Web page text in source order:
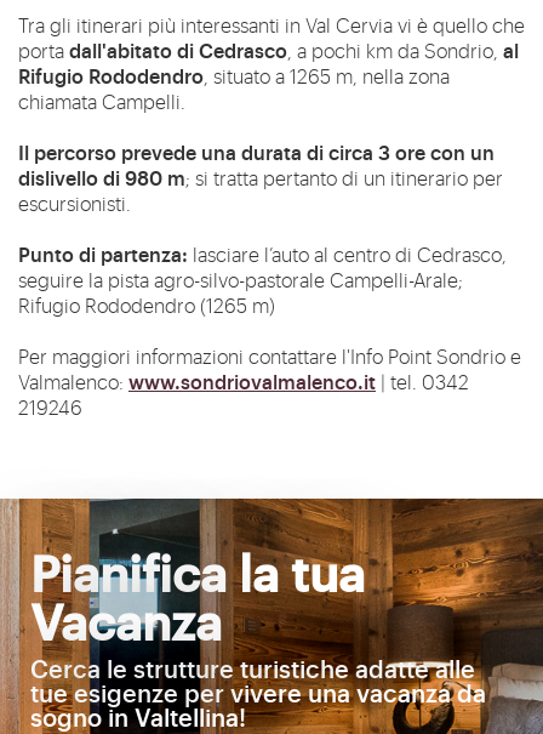
Tra gli itinerari più interessanti in Val Cervia vi è quello che
portadall'abitato di Cedrasco , a pochi km da Sondrio, al
Rifugio Rododendro , situato a 1265 m, nella zona
chiamata Campelli.
Il percorso prevede una durata di circa 3 ore con un
dislivello di 980 m; si tratta pertanto di un itinerario per
escursionisti.
Punto di partenza: lasciare l’auto al centro di Cedrasco,
seguire la pista agro-silvo-pastorale Campelli-Arale;
Rifugio Rododendro (1265 m)
Per maggiori informazioni contattare l'Info Point Sondrio e
Valmalenco: www.sondriovalmalenco.it | tel. 0342
219246
Pianifica la tua
Vacanza
Cerca le strutture turistiche adatte alle
tue esigenze per vivere una vacanza da
sogno in Valtellina!